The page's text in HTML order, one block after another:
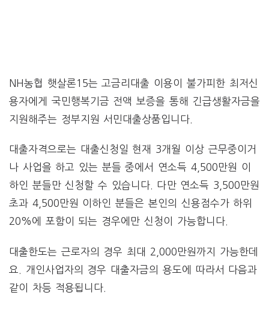
NH농협 햇살론15는 고금리대출 이용이 불가피한 최저신
용자에게 국민행복기금 전액 보증을 통해 긴급생활자금을
지원해주는 정부지원 서민대출상품입니다.
대출자격으로는 대출신청일 현재 3개월 이상 근무중이거
나 사업을 하고 있는 분들 중에서 연소득 4,500만원 이
하인 분들만 신청할 수 있습니다. 다만 연소득 3,500만원
초과 4,500만원 이하인 분들은 본인의 신용점수가 하위
20%에 포함이 되는 경우에만 신청이 가능합니다.
대출한도는 근로자의 경우 최대 2,000만원까지 가능한데
요. 개인사업자의 경우 대출자금의 용도에 따라서 다음과
같이 차등 적용됩니다.